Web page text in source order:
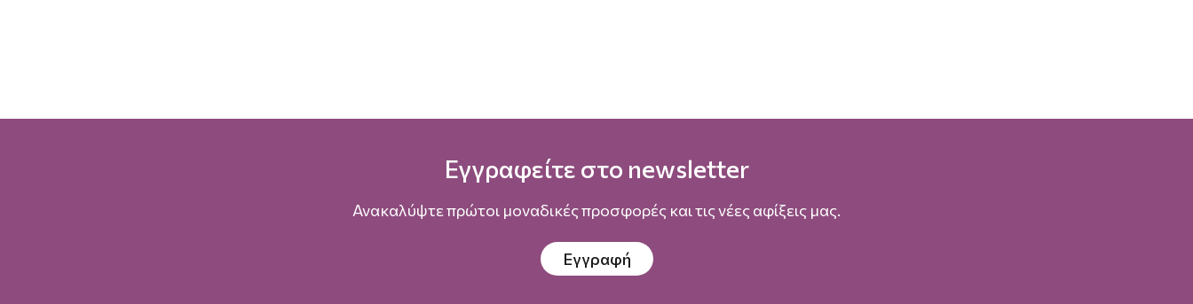
Εγγραφείτε στο newsletter
Ανακαλύψτε πρώτοι μοναδικές προσφορές και τις νέες αφίξεις μας.
Εγγραφή